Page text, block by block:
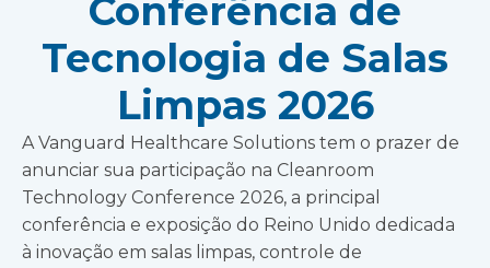
Conferência de
Tecnologia de Salas
Limpas 2026
A Vanguard Healthcare Solutions tem o prazer de
anunciar sua participação na Cleanroom
Technology Conference 2026, a principal
conferência e exposição do Reino Unido dedicada
à inovação em salas limpas, controle de